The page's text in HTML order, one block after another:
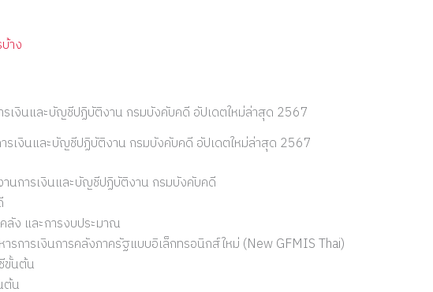
าง
รเงินและบัญชีปฏิบัติงาน กรมบังคับคดี อัปเดตใหม่ล่าสุด 2567
านการเงินและบัญชีปฏิบัติงาน กรมบังคับคดี
ลัง และการงบประมาณ
ารการเงินการคลังภาครัฐแบบอิเล็กทรอนิกส์ใหม่ (New GFMIS Thai)
ขั้นต้น
ต้น